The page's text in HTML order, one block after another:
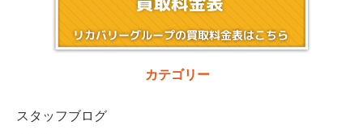
カテゴリー
スタッフブログ